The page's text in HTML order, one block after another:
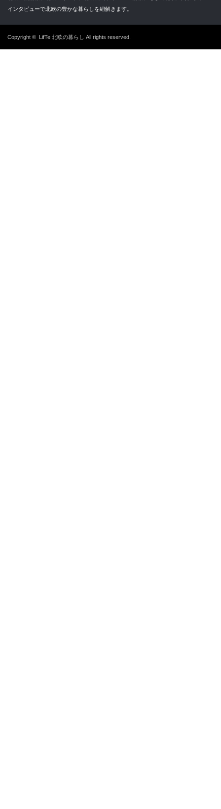
インタビューで北欧の豊かな暮らしを紐解きます。
Copyright © LifTe 北欧の暮らし All rights reserved.